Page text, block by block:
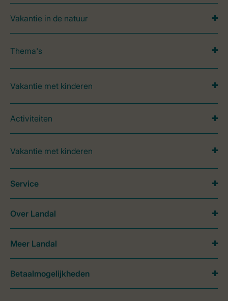
Vakantie in de natuur
Thema's
Vakantie met kinderen
Activiteiten
Vakantie met kinderen
Service
Over Landal
Meer Landal
Betaalmogelijkheden